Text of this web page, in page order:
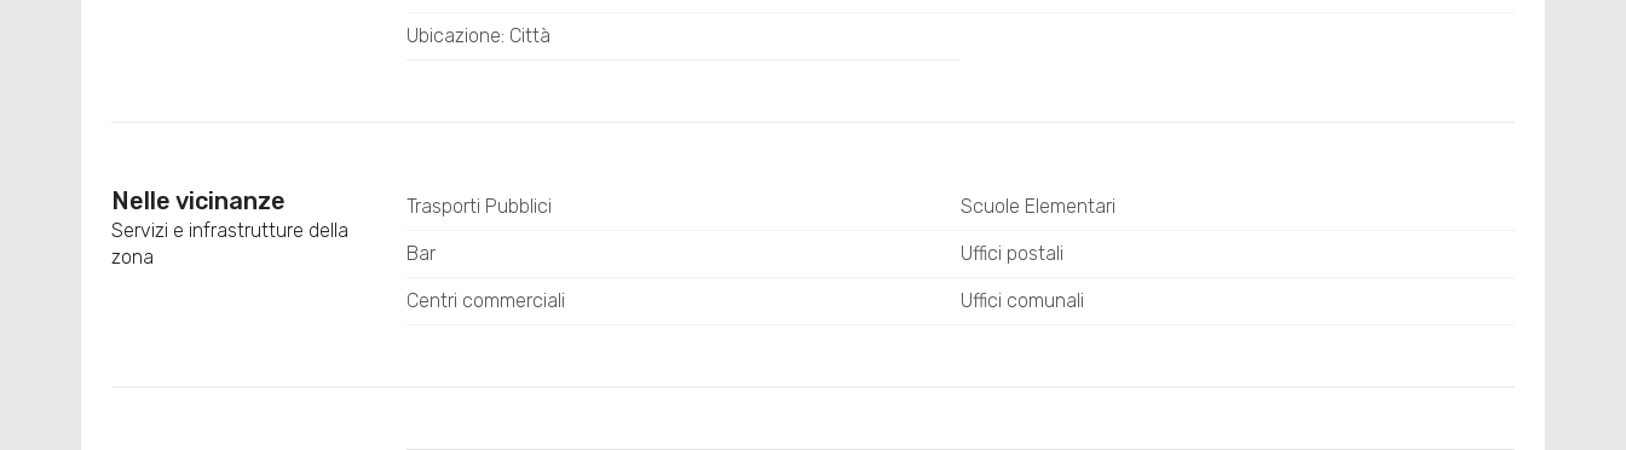
Ubicazione: Città
Nelle vicinanze
Servizi e infrastrutture della
zona
Trasporti Pubblici Scuole Elementari
Bar Uffici postali
Centri commerciali Uffici comunali